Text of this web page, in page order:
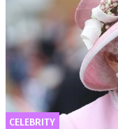
CELEBRITY